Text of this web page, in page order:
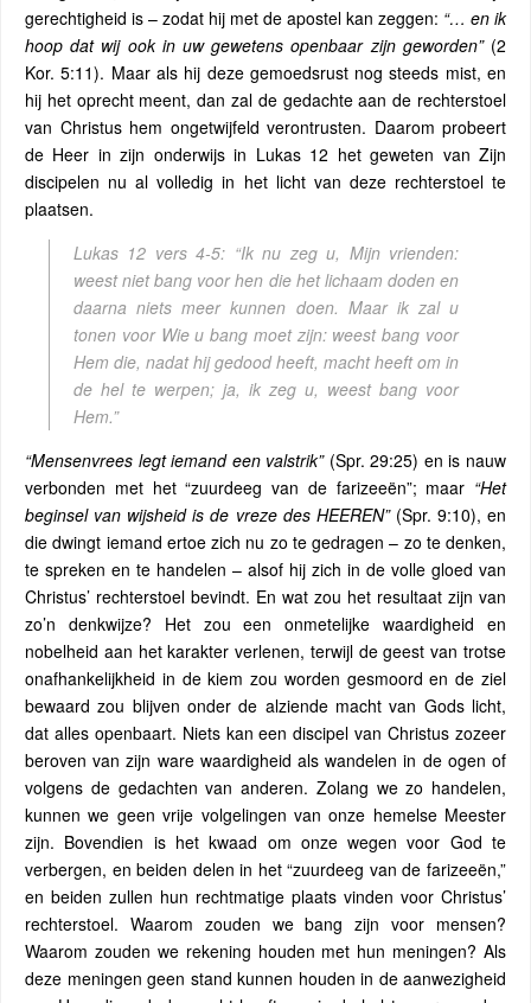
gerechtigheid is – zodat hij met de apostel kan zeggen: “… en ik
hoop dat wij ook in uw gewetens openbaar zijn geworden”(2
Kor. 5:11). Maar als hij deze gemoedsrust nog steeds mist, en
hij het oprecht meent, dan zal de gedachte aan de rechterstoel
van Christus hem ongetwijfeld verontrusten. Daarom probeert
de Heer in zijn onderwijs in Lukas 12 het geweten van Zijn
discipelen nu al volledig in het licht van deze rechterstoel te
plaatsen.
Lukas 12 vers 4-5: “Ik nu zeg u, Mijn vrienden:
weest niet bang voor hen die het lichaam doden en
daarna niets meer kunnen doen. Maar ik zal u
tonen voor Wie u bang moet zijn: weest bang voor
Hem die, nadat hij gedood heeft, macht heeft om in
de hel te werpen; ja, ik zeg u, weest bang voor
Hem.”
“Mensenvrees legt iemand een valstrik”(Spr. 29:25) en is nauw
verbonden met het “zuurdeeg van de farizeeën”; maar “Het
beginsel van wijsheid is de vreze des HEEREN”(Spr. 9:10), en
die dwingt iemand ertoe zich nu zo te gedragen – zo te denken,
te spreken en te handelen – alsof hij zich in de volle gloed van
Christus’ rechterstoel bevindt. En wat zou het resultaat zijn van
zo’n denkwijze? Het zou een onmetelijke waardigheid en
nobelheid aan het karakter verlenen, terwijl de geest van trotse
onafhankelijkheid in de kiem zou worden gesmoord en de ziel
bewaard zou blijven onder de alziende macht van Gods licht,
dat alles openbaart. Niets kan een discipel van Christus zozeer
beroven van zijn ware waardigheid als wandelen in de ogen of
volgens de gedachten van anderen. Zolang we zo handelen,
kunnen we geen vrije volgelingen van onze hemelse Meester
zijn. Bovendien is het kwaad om onze wegen voor God te
verbergen, en beiden delen in het “zuurdeeg van de farizeeën,”
en beiden zullen hun rechtmatige plaats vinden voor Christus’
rechterstoel. Waarom zouden we bang zijn voor mensen?
Waarom zouden we rekening houden met hun meningen? Als
deze meningen geen stand kunnen houden in de aanwezigheid